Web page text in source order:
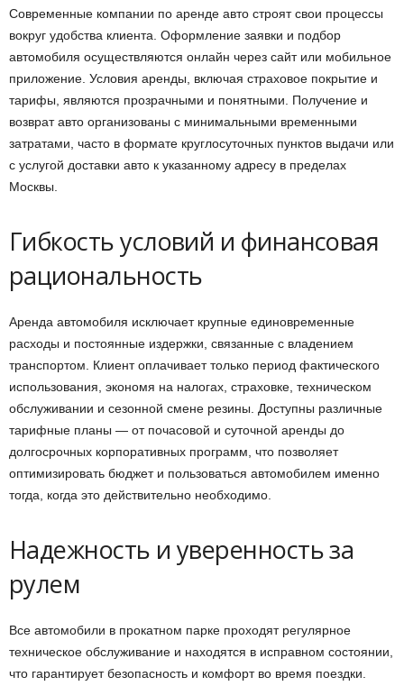
Современные компании по аренде авто строят свои процессы
вокруг удобства клиента. Оформление заявки и подбор
автомобиля осуществляются онлайн через сайт или мобильное
приложение. Условия аренды, включая страховое покрытие и
тарифы, являются прозрачными и понятными. Получение и
возврат авто организованы с минимальными временными
затратами, часто в формате круглосуточных пунктов выдачи или
с услугой доставки авто к указанному адресу в пределах
Москвы.
Гибкость условий и финансовая
рациональность
Аренда автомобиля исключает крупные единовременные
расходы и постоянные издержки, связанные с владением
транспортом. Клиент оплачивает только период фактического
использования, экономя на налогах, страховке, техническом
обслуживании и сезонной смене резины. Доступны различные
тарифные планы — от почасовой и суточной аренды до
долгосрочных корпоративных программ, что позволяет
оптимизировать бюджет и пользоваться автомобилем именно
тогда, когда это действительно необходимо.
Надежность и уверенность за
рулем
Все автомобили в прокатном парке проходят регулярное
техническое обслуживание и находятся в исправном состоянии,
что гарантирует безопасность и комфорт во время поездки.